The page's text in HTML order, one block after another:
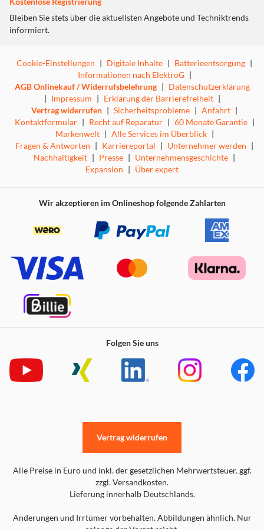
Bleiben Sie stets über die aktuellsten Angebote und Techniktrends
informiert.
Cookie-Einstellungen | Digitale Inhalte | Batterieentsorgung |
Informationen nach ElektroG |
AGB Onlinekauf / Widerrufsbelehrung | Datenschutzerklärung
| Impressum | Erklärung der Barrierefreiheit |
Vertrag widerrufen | Sicherheitsprobleme | Anfahrt |
Kontaktformular | Recht auf Reparatur | 60 Monate Garantie |
Markenwelt | Alle Services im Überblick |
Fragen & Antworten | Karriereportal | Unternehmer werden |
Nachhaltigkeit | Presse | Unternehmensgeschichte |
Expansion | Über expert
Wir akzeptieren im Onlineshop folgende Zahlarten
Folgen Sie uns
Alle Preise in Euro und inkl. der gesetzlichen Mehrwertsteuer. ggf.
zzgl. Versandkosten.
Lieferung innerhalb Deutschlands.
Änderungen und Irrtümer vorbehalten. Abbildungen ähnlich. Nur
Vertrag widerrufen